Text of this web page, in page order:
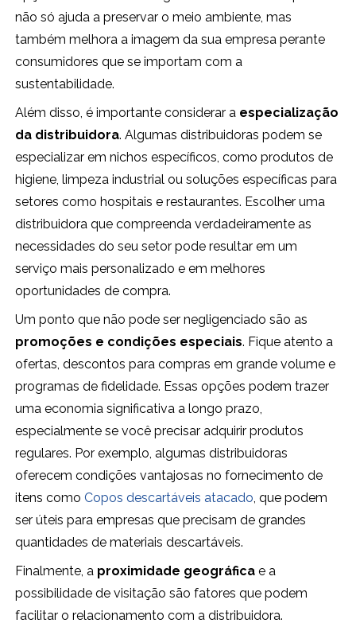
não só ajuda a preservar o meio ambiente, mas
também melhora a imagem da sua empresa perante
consumidores que se importam com a
sustentabilidade.
Além disso, é importante considerar a especialização
da distribuidora. Algumas distribuidoras podem se
especializar em nichos específicos, como produtos de
higiene, limpeza industrial ou soluções específicas para
setores como hospitais e restaurantes. Escolher uma
distribuidora que compreenda verdadeiramente as
necessidades do seu setor pode resultar em um
serviço mais personalizado e em melhores
oportunidades de compra.
Um ponto que não pode ser negligenciado são as
promoções e condições especiais. Fique atento a
ofertas, descontos para compras em grande volume e
programas de fidelidade. Essas opções podem trazer
uma economia significativa a longo prazo,
especialmente se você precisar adquirir produtos
regulares. Por exemplo, algumas distribuidoras
oferecem condições vantajosas no fornecimento de
itens comoCopos descartáveis atacado, que podem
ser úteis para empresas que precisam de grandes
quantidades de materiais descartáveis.
Finalmente, a proximidade geográfica e a
possibilidade de visitação são fatores que podem
facilitar o relacionamento com a distribuidora.